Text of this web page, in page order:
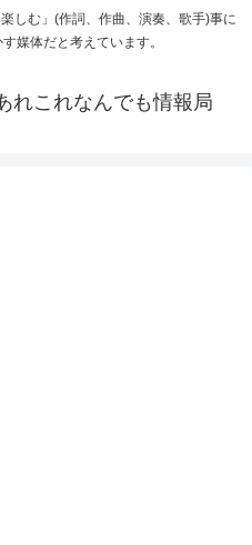
しむ」(作詞、作曲、演奏、歌手)事に
媒体だと考えています。
れこれなんでも情報局